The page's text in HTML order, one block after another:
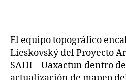
El equipo topográfico
Lieskovský del Proyecto
SAHI – Uaxactun dentro